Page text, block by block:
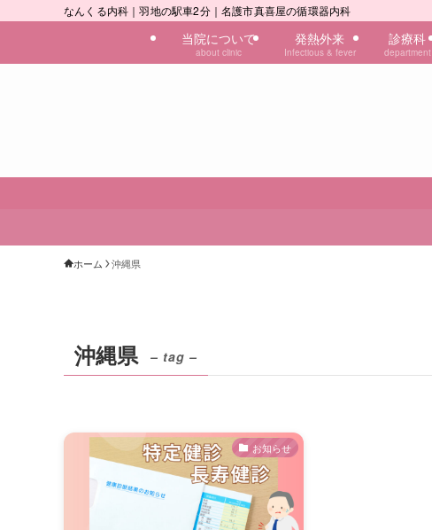
なんくる内科｜羽地の駅車2分｜名護市真喜屋の循環器内科
当院について
about clinic
発熱外来
Infectious & fever
診療科
department
ホーム 沖縄県
沖縄県 – tag –
お知らせ